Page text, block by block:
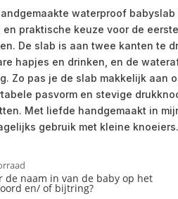
waterproof
en praktische keuze voor de
De slab is aan twee kanten te
hapjes en drinken, en de
Zo pas je de slab makkelijk aan
pasvorm en stevige
Met liefde handgemaakt in
gebruik met kleine knoeiers.
de naam in van de baby op het
en/ of bijtring?